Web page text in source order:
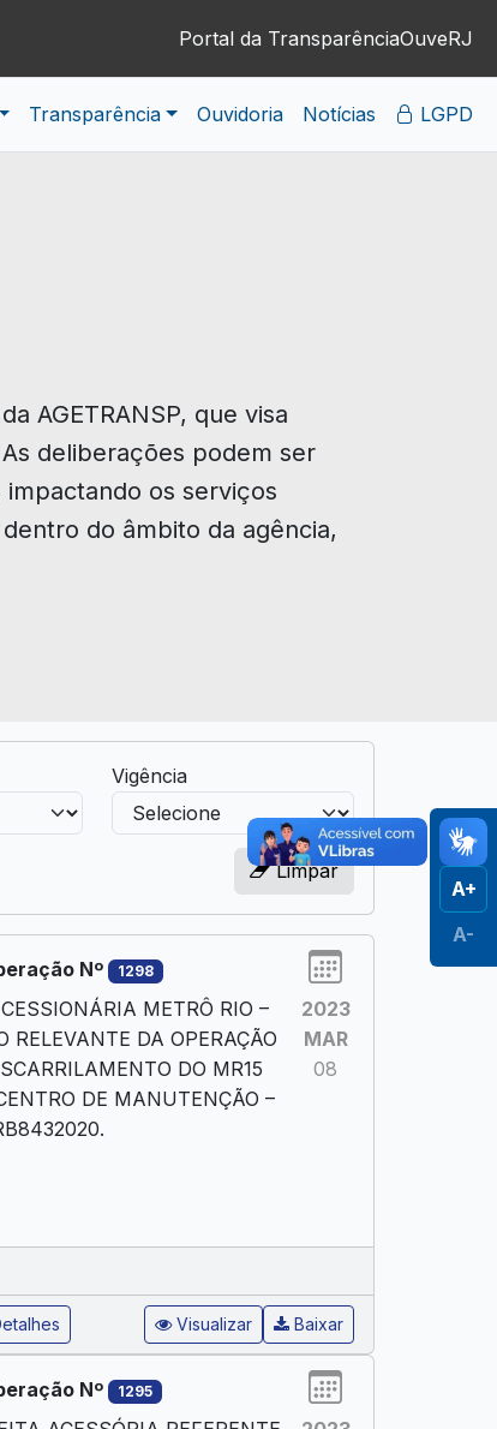
Portal da TransparênciaOuveRJ
Transparência Ouvidoria Notícias LGPD
AGETRANSP, que visa
deliberações podem ser
os serviços
do âmbito da agência,
Vigência
Limpar
Nº 1298
METRÔ RIO –
RELEVANTE DA OPERAÇÃO
DO MR15
DE MANUTENÇÃO –
2023
MAR
08
Visualizar Baixar
Nº 1295
A+
A-